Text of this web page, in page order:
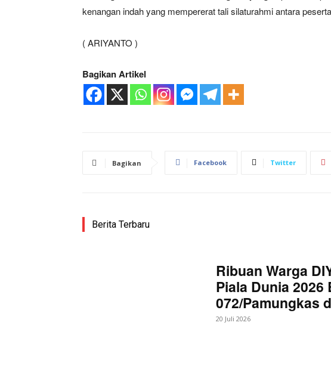
kenangan indah yang mempererat tali silaturahmi antara
( ARIYANTO )
Bagikan Artikel
Bagikan Facebook Twitter
Berita Terbaru
Ribuan Warga
Piala Dunia 2026
072/Pamungkas
20 Juli 2026